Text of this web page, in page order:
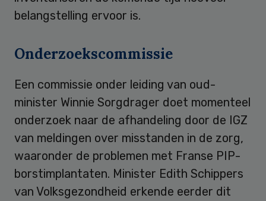
belangstelling ervoor is.
Onderzoekscommissie
Een commissie onder leiding van oud-
minister Winnie Sorgdrager doet momenteel
onderzoek naar de afhandeling door de IGZ
van meldingen over misstanden in de zorg,
waaronder de problemen met Franse PIP-
borstimplantaten. Minister Edith Schippers
van Volksgezondheid erkende eerder dit